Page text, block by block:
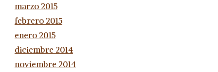
marzo 2015
febrero 2015
enero 2015
diciembre 2014
noviembre 2014